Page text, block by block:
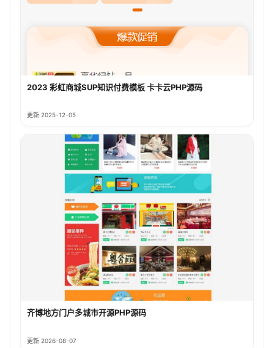
2023 彩虹商城SUP知识付费模板 卡卡云PHP源码
更新 2025-12-05
齐博地方门户多城市开源PHP源码
更新 2026-08-07